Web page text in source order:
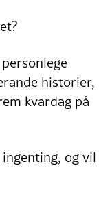
historier,
kvardag på
og vil